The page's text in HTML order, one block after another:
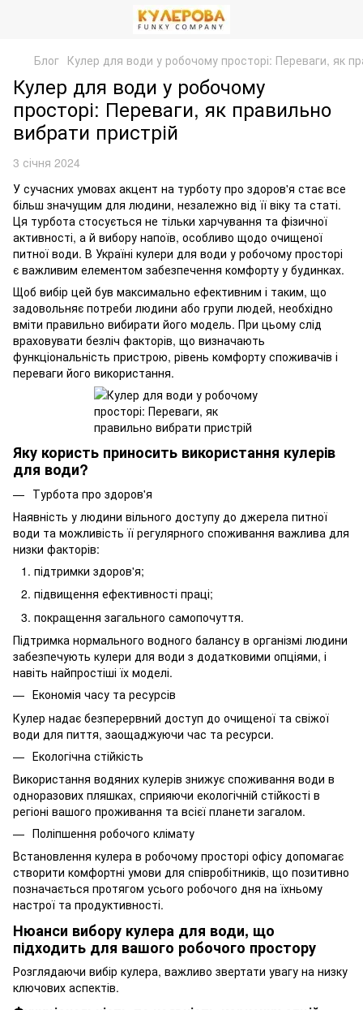
Блог Кулер для води у робочому просторі: Переваги, як
Кулер для води у робочому
просторі: Переваги, як правильно
вибрати пристрій
3 січня 2024
У сучасних умовах акцент на турботу про здоров'я стає все
більш значущим для людини, незалежно від її віку та статі.
Ця турбота стосується не тільки харчування та фізичної
активності, а й вибору напоїв, особливо щодо очищеної
питної води. В Україні кулери для води у робочому просторі
є важливим елементом забезпечення комфорту у будинках.
Щоб вибір цей був максимально ефективним і таким, що
задовольняє потреби людини або групи людей, необхідно
вміти правильно вибирати його модель. При цьому слід
враховувати безліч факторів, що визначають
функціональність пристрою, рівень комфорту споживачів і
переваги його використання.
Яку користь приносить використання кулерів
для води?
Турбота про здоров'я
Наявність у людини вільного доступу до джерела питної
води та можливість її регулярного споживання важлива для
низки факторів:
підтримки здоров'я;
підвищення ефективності праці;
покращення загального самопочуття.
Підтримка нормального водного балансу в організмі людини
забезпечують кулери для води з додатковими опціями, і
навіть найпростіші їх моделі.
Економія часу та ресурсів
Кулер надає безперервний доступ до очищеної та свіжої
води для пиття, заощаджуючи час та ресурси.
Екологічна стійкість
Використання водяних кулерів знижує споживання води в
одноразових пляшках, сприяючи екологічній стійкості в
регіоні вашого проживання та всієї планети загалом.
Поліпшення робочого клімату
Встановлення кулера в робочому просторі офісу допомагає
створити комфортні умови для співробітників, що позитивно
позначається протягом усього робочого дня на їхньому
настрої та продуктивності.
Нюанси вибору кулера для води, що
підходить для вашого робочого простору
Розглядаючи вибір кулера, важливо звертати увагу на низку
ключових аспектів.